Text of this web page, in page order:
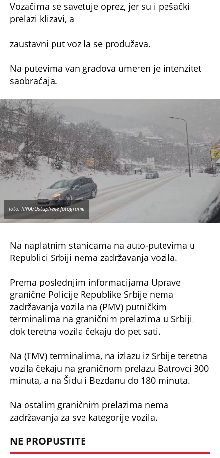
Vozačima se savetuje oprez, jer su i pešački
prelazi klizavi, a
zaustavni put vozila se produžava.
Na putevima van gradova umeren je intenzitet
saobraćaja.
foto: RINA/Ustupljene fotografije
Na naplatnim stanicama na auto-putevima u
Republici Srbiji nema zadržavanja vozila.
Prema poslednjim informacijama Uprave
granične Policije Republike Srbije nema
zadržavanja vozila na (PMV) putničkim
terminalima na graničnim prelazima u Srbiji,
dok teretna vozila čekaju do pet sati.
Na (TMV) terminalima, na izlazu iz Srbije teretna
vozila čekaju na graničnom prelazu Batrovci 300
minuta, a na Šidu i Bezdanu do 180 minuta.
Na ostalim graničnim prelazima nema
zadržavanja za sve kategorije vozila.
NE PROPUSTITE